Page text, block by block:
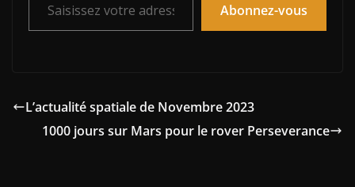
Abonnez-vous
L’actualité spatiale de Novembre 2023
1000 jours sur Mars pour le rover Perseverance